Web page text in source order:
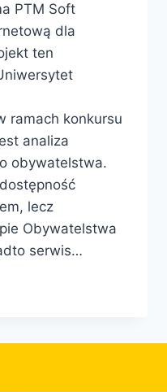
PTM Soft
dla
ten
ramach konkursu
analiza
obywatelstwa.
lecz
Obywatelstwa
serwis…